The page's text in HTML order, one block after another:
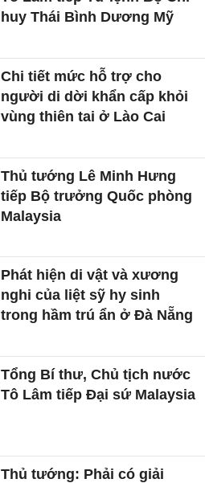
huy Thái Bình Dương Mỹ
Chi tiết mức hỗ trợ cho
người di dời khẩn cấp khỏi
vùng thiên tai ở Lào Cai
Thủ tướng Lê Minh Hưng
tiếp Bộ trưởng Quốc phòng
Malaysia
Phát hiện di vật và xương
nghi của liệt sỹ hy sinh
trong hầm trú ẩn ở Đà Nẵng
Tổng Bí thư, Chủ tịch nước
Tô Lâm tiếp Đại sứ Malaysia
Thủ tướng: Phải có giải